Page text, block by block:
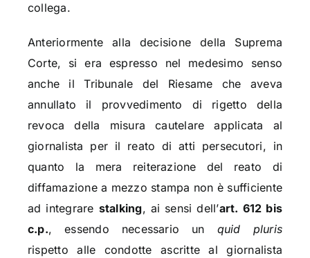
collega.
Anteriormente alla decisione della Suprema
Corte, si era espresso nel medesimo senso
anche il Tribunale del Riesame che aveva
annullato il provvedimento di rigetto della
revoca della misura cautelare applicata al
giornalista per il reato di atti persecutori, in
quanto la mera reiterazione del reato di
diffamazione a mezzo stampa non è sufficiente
ad integrare stalking, ai sensi dell’art. 612 bis
c.p., essendo necessario un quid pluris
rispetto alle condotte ascritte al giornalista